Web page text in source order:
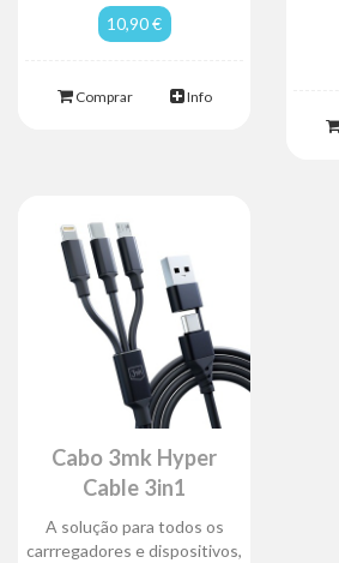
10,90 €
Comprar Info
Cabo 3mk Hyper
Cable 3in1
A solução para todos os
carrregadores e dispositivos,